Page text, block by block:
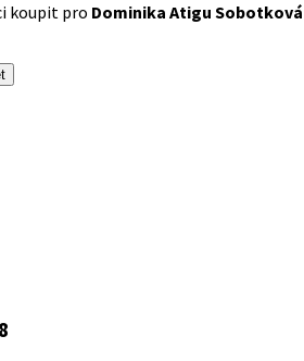
koupit pro Dominika Atigu Sobotková